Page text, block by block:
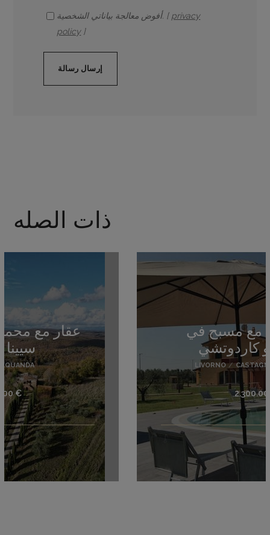
أفوض معالجة بياناتي الشخصية. [ privacy
policy]
ذات الصله
فيلا سياحية مع مسبح في
كاستانييتو كاردوتشي
LIVORNO CASTAGNETO CARDUCCI
2.300.000 €